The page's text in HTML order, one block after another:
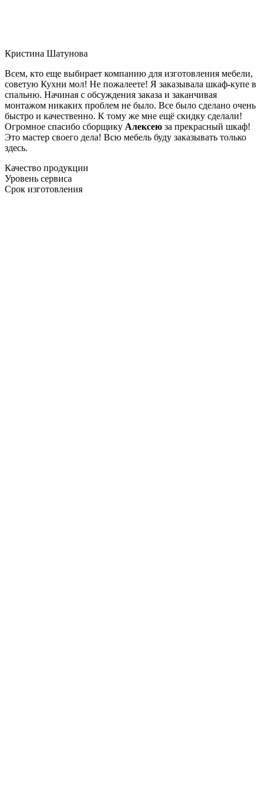
Кристина Шатунова
Всем, кто еще выбирает компанию для изготовления мебели,
советую Кухни мол! Не пожалеете! Я заказывала шкаф-купе в
спальню. Начиная с обсуждения заказа и заканчивая
монтажом никаких проблем не было. Все было сделано очень
быстро и качественно. К тому же мне ещё скидку сделали!
Огромное спасибо сборщику Алексею за прекрасный шкаф!
Это мастер своего дела! Всю мебель буду заказывать только
здесь.
Качество продукции
Уровень сервиса
Срок изготовления